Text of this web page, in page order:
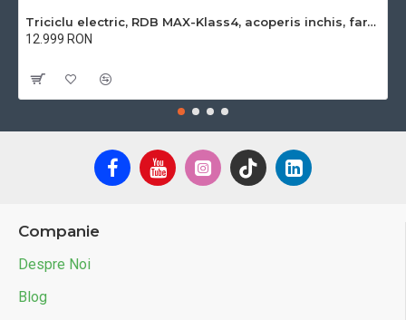
Triciclu electric, RDB MAX-Klass4, acoperis inchis, fara permis, 72V 32Ah, 4000W, 25km/h
12.999 RON
Companie
Despre Noi
Blog